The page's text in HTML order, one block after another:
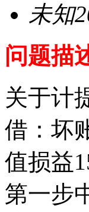
未知
问题描
关于计
借：坏
值损益
第一步